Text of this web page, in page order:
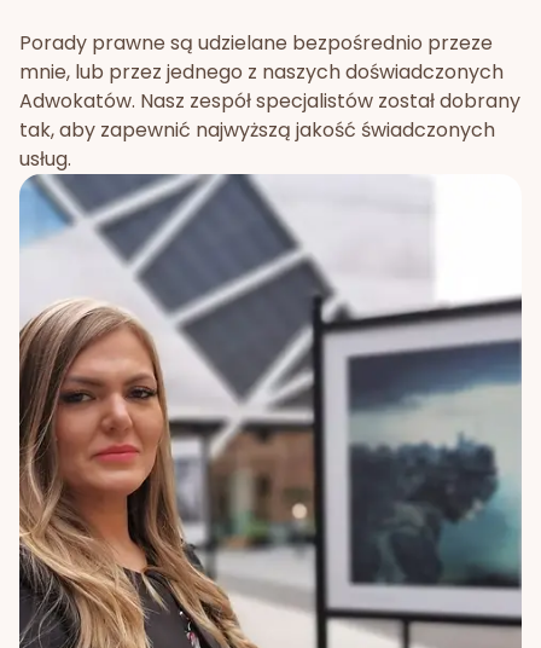
Porady prawne są udzielane bezpośrednio przeze
mnie, lub przez jednego z naszych doświadczonych
Adwokatów. Nasz zespół specjalistów został dobrany
tak, aby zapewnić najwyższą jakość świadczonych
usług.